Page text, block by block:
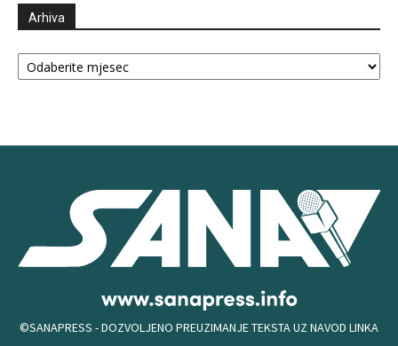
Arhiva
Arhiva
©SANAPRESS - DOZVOLJENO PREUZIMANJE TEKSTA UZ NAVOD LINKA